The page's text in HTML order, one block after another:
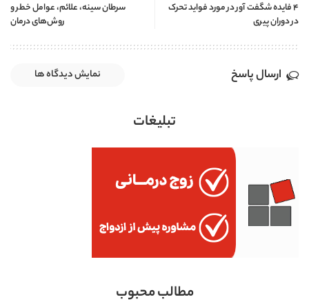
4 فایده شگفت آور در مورد فواید تحرک
در دوران پیری
سرطان سینه، علائم، عوامل خطر و
روش‌های درمان
ارسال پاسخ نمایش دیدگاه ها
تبلیغات
مطالب محبوب